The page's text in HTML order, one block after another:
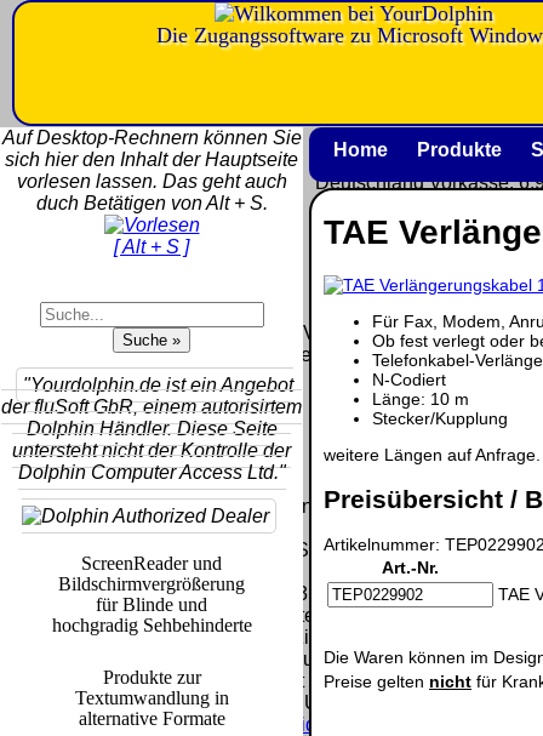
TAE
Für Fax, Modem,
Ob fest verlegt oder
Telefonkabel-
N-Codiert
Länge: 10 m
Stecker/Kupplung
weitere Längen auf Anfrage.
Preisübersicht /
Artikelnummer:
Art.-Nr.
TAE
Die Waren können im
Preise gelten nicht für
Home Produkte
Auf Desktop-Rechnern können Sie
sich hier den Inhalt der Hauptseite
vorlesen lassen. Das geht auch
duch Betätigen von Alt + S.
[ Alt + S ]
"Yourdolphin.de ist ein Angebot
der fluSoft GbR, einem autorisirtem
Dolphin Händler. Diese Seite
untersteht nicht der Kontrolle der
Dolphin Computer Access Ltd."
ScreenReader und
Bildschirmvergrößerung
für Blinde und
hochgradig Sehbehinderte
Produkte zur
Textumwandlung in
alternative Formate
Die Zugangssoftware zu Microsoft
Deutschland Nachnahme:
8.95 €
Deutschland Vorkasse:
Deutschland PayPal: 6.95
EU (inkl. Schweiz)
20.00 €
20.00 €
Der Versand erfolgt als
Paket.
Selbstabholung vom Büro
oder von Ausstellungen:
Die in diesem Dokument genannten Warenzeichen sind
vorbehalten.
letzte Änderung: 24. Juni 2026 fluSoft Spezial Computer
Mit einem Urteil vom 12.05.1998 - 312 O 85/98 - Haftung für
Links, die Inhalte der gelinkten Seite ggf. mit zu verantworten
Inhalten distanziert. Hiermit distanzieren wir uns
Inhalte nicht zu eigen. Diese Erklärung gilt für alle auf
Die Europäische Kommission stellt eine Plattform zur
http://ec.europa.eu/consumers/odr/
Unsere E-Mailadresse
Seitenanfang Impressum Widerruf